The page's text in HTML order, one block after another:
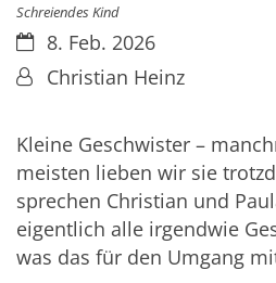
Schreiendes Kind
Datum:8. Feb. 2026
Von:Christian Heinz
Kleine Geschwister –
meisten lieben wir sie
sprechen Christian und
eigentlich alle irgendwie
was das für den Umgang